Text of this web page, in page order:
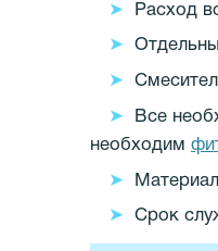
Расход
Все
необходим
Срок